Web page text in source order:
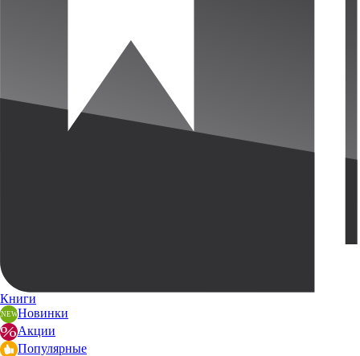
Книги
Новинки
Акции
Популярные